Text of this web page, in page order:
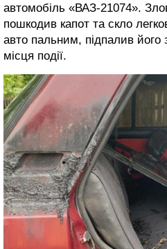
автомобіль «ВАЗ-21074».
пошкодив капот та скло
авто пальним, підпалив його
місця події.